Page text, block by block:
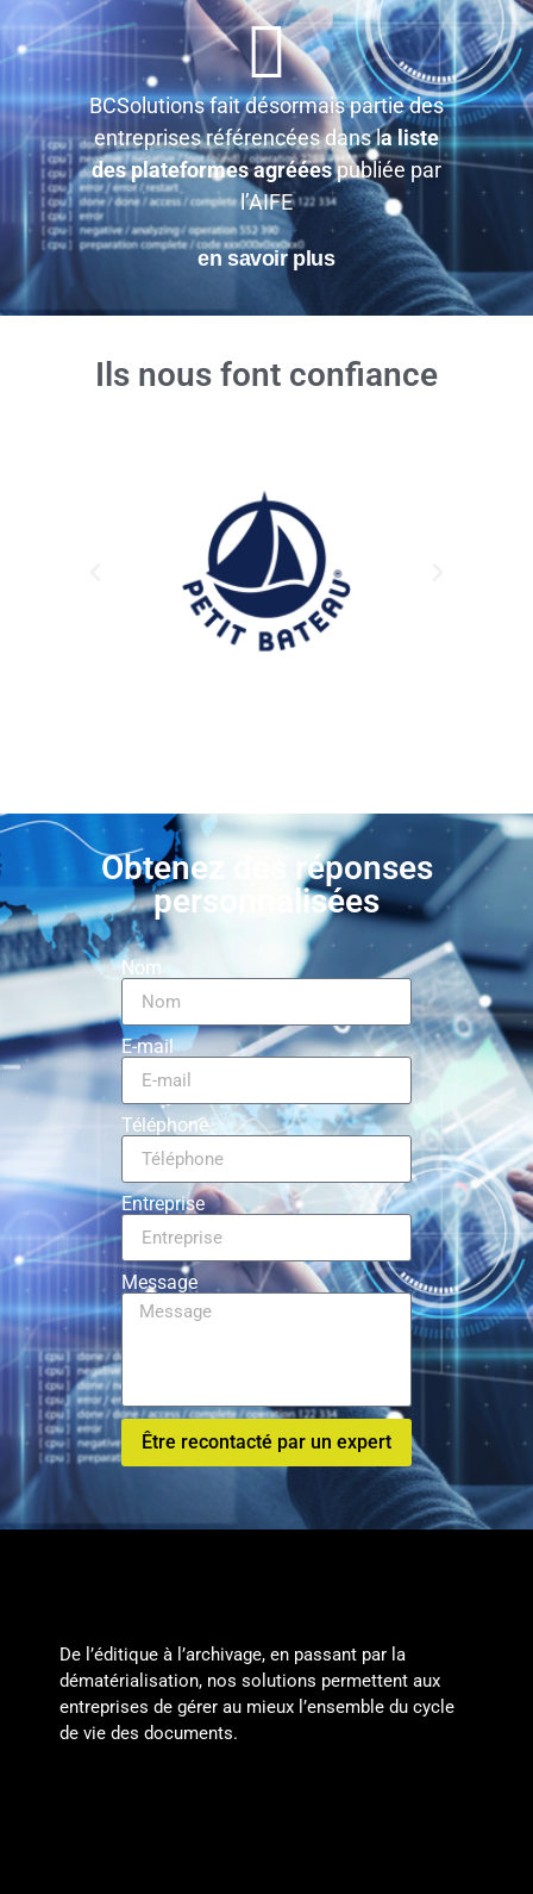
BCSolutions fait désormais partie des
entreprises référencées dans la liste
des plateformes agrééespubliée par
l’AIFE
en savoir plus
Ils nous font confiance
Obtenez des réponses
personnalisées
Nom
E-mail
Téléphone
Entreprise
Message
Être recontacté par un expert
De l’éditique à l’archivage, en passant par la
dématérialisation, nos solutions permettent aux
entreprises de gérer au mieux l’ensemble du cycle
de vie des documents.